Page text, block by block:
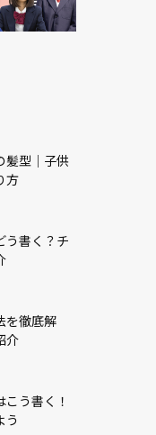
髪型｜子供
方
う書く？チ
を徹底解
介
う書く！
う